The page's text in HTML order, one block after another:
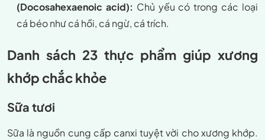
(Docosahexaenoic acid): Chủ yếu có trong các loại
cá béo như cá hồi, cá ngừ, cá trích.
Danh sách 23 thực phẩm giúp xương
khớp chắc khỏe
Sữa tươi
Sữa là nguồn cung cấp canxi tuyệt vời cho xương khớp.